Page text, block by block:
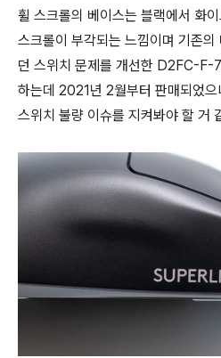
휠 스크롤의 베이스는 블랙에서 화
스크롤이 부각되는 느낌이며 기존
던 스위치 문제를 개선한 D2FC-F-
하는데 2021년 2월부터 판매되었으
스위치 불량 이슈를 지켜봐야 할 거